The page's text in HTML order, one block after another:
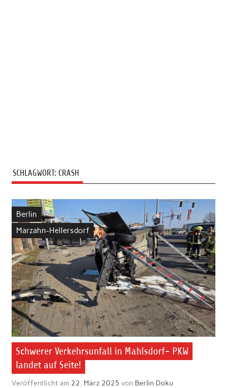
SCHLAGWORT: CRASH
Berlin
Marzahn-Hellersdorf
Schwerer Verkehrsunfall in Mahlsdorf- PKW
landet auf Seite!
Veröffentlicht am 22. März 2025 von Berlin Doku